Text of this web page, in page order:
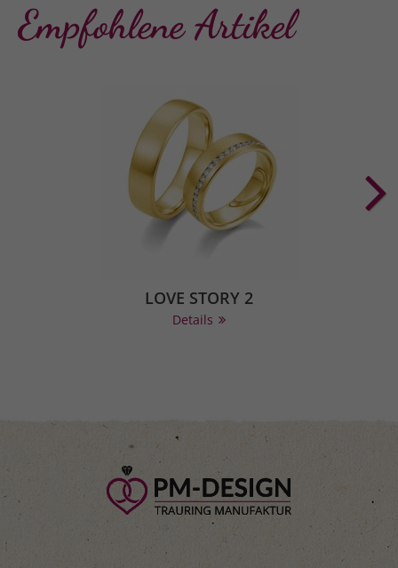
Empfohlene Artikel
LOVE STORY 2
Details